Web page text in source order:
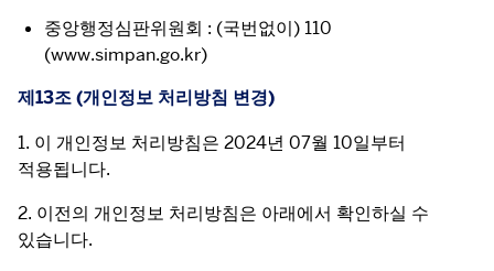
중앙행정심판위원회 : (국번없이) 110
(www.simpan.go.kr)
제13조 (개인정보 처리방침 변경)
1. 이 개인정보 처리방침은 2024년 07월 10일부터
적용됩니다.
2. 이전의 개인정보 처리방침은 아래에서 확인하실 수
있습니다.